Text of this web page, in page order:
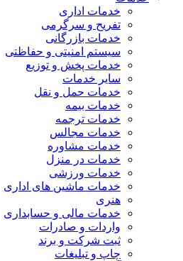
خدمات اداری
تفریح و سرگرمی
خدمات بازرگانی
سیستم امنیتی و حفاظتی
خدمات پخش و توزیع
سایر خدمات
خدمات حمل و نقل
خدمات بیمه
خدمات ترجمه
خدمات مجالس
خدمات مشاوره
خدمات در منزل
خدمات ورزشی
خدمات ماشین های اداری
هنری
خدمات مالی و حسابداری
واردات و صادرات
ثبت شرکت و برند
چاپ و تبلیغات